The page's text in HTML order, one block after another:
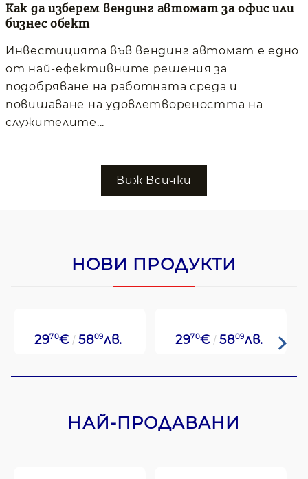
Как да изберем вендинг автомат за офис или
бизнес обект
Инвестицията във вендинг автомат е едно
от най-ефективните решения за
подобряване на работната среда и
повишаване на удовлетвореността на
служителите...
Виж Всички
НОВИ ПРОДУКТИ
2970€ 5809лв. 2970€ 5809лв.
НАЙ-ПРОДАВАНИ